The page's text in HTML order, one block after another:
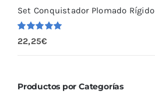
Set Conquistador Plomado Rígido
Valorado
con
5.00
22,25€
Productos por Categorías